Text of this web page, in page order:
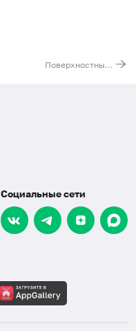
Поверхностный антиген вируса гепатита B (HBsAg)
Социальные сети